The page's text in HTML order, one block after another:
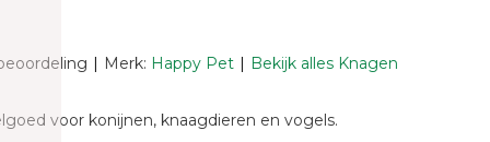
Account
Merk: Happy Pet Bekijk alles Knagen
voor konijnen, knaagdieren en vogels.